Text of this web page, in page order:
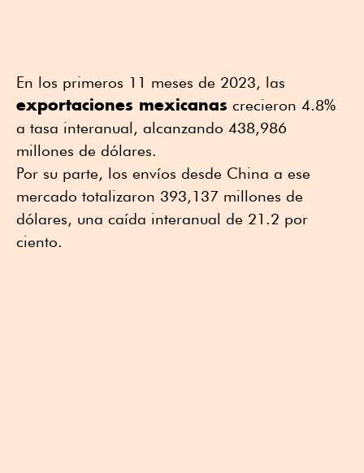
En los primeros 11 meses de 2023, las
exportaciones mexicanas crecieron 4.8%
a tasa interanual, alcanzando 438,986
millones de dólares.
Por su parte, los envíos desde China a ese
mercado totalizaron 393,137 millones de
dólares, una caída interanual de 21.2 por
ciento.